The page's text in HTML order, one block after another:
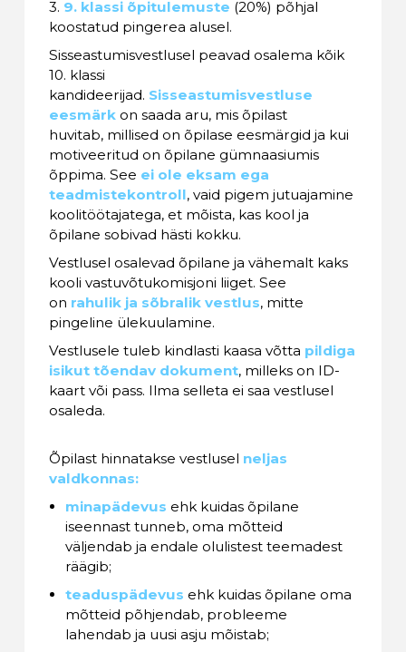
3. 9. klassi õpitulemuste (20%) põhjal
koostatud pingerea alusel.
Sisseastumisvestlusel peavad osalema kõik
10. klassi
kandideerijad. Sisseastumisvestluse
eesmärkon saada aru, mis õpilast
huvitab, millised on õpilase eesmärgid ja kui
motiveeritud on õpilane gümnaasiumis
õppima. See ei ole eksam ega
teadmistekontroll, vaid pigem jutuajamine
koolitöötajatega, et mõista, kas kool ja
õpilane sobivad hästi kokku.
Vestlusel osalevad õpilane ja vähemalt kaks
kooli vastuvõtukomisjoni liiget. See
on rahulik ja sõbralik vestlus, mitte
pingeline ülekuulamine.
Vestlusele tuleb kindlasti kaasa võtta pildiga
isikut tõendav dokument, milleks on ID-
kaart või pass. Ilma selleta ei saa vestlusel
osaleda.
Õpilast hinnatakse vestlusel neljas
valdkonnas:
minapädevus ehk kuidas õpilane
iseennast tunneb, oma mõtteid
väljendab ja endale olulistest teemadest
räägib;
teaduspädevus ehk kuidas õpilane oma
mõtteid põhjendab, probleeme
lahendab ja uusi asju mõistab;